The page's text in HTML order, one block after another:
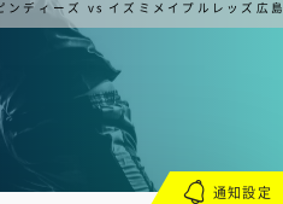
ンディーズ vs イズミメイプルレッズ広
通知設定